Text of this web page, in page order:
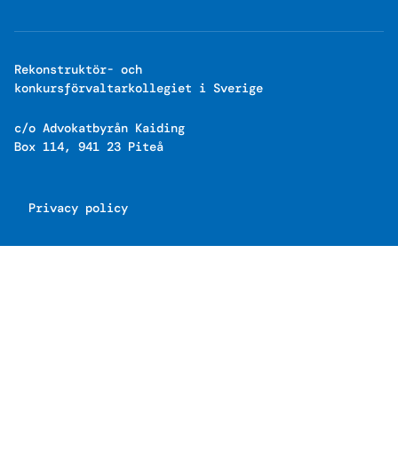
OM REKON & KONTAKT
Rekonstruktör- och
konkursförvaltarkollegiet i Sverige
c/o Advokatbyrån Kaiding
Box 114, 941 23 Piteå
Privacy policy